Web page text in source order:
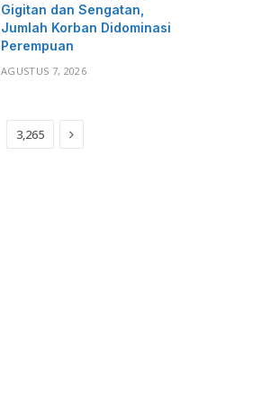
Gigitan dan Sengatan,
Jumlah Korban Didominasi
Perempuan
AGUSTUS 7, 2026
3,265 Next